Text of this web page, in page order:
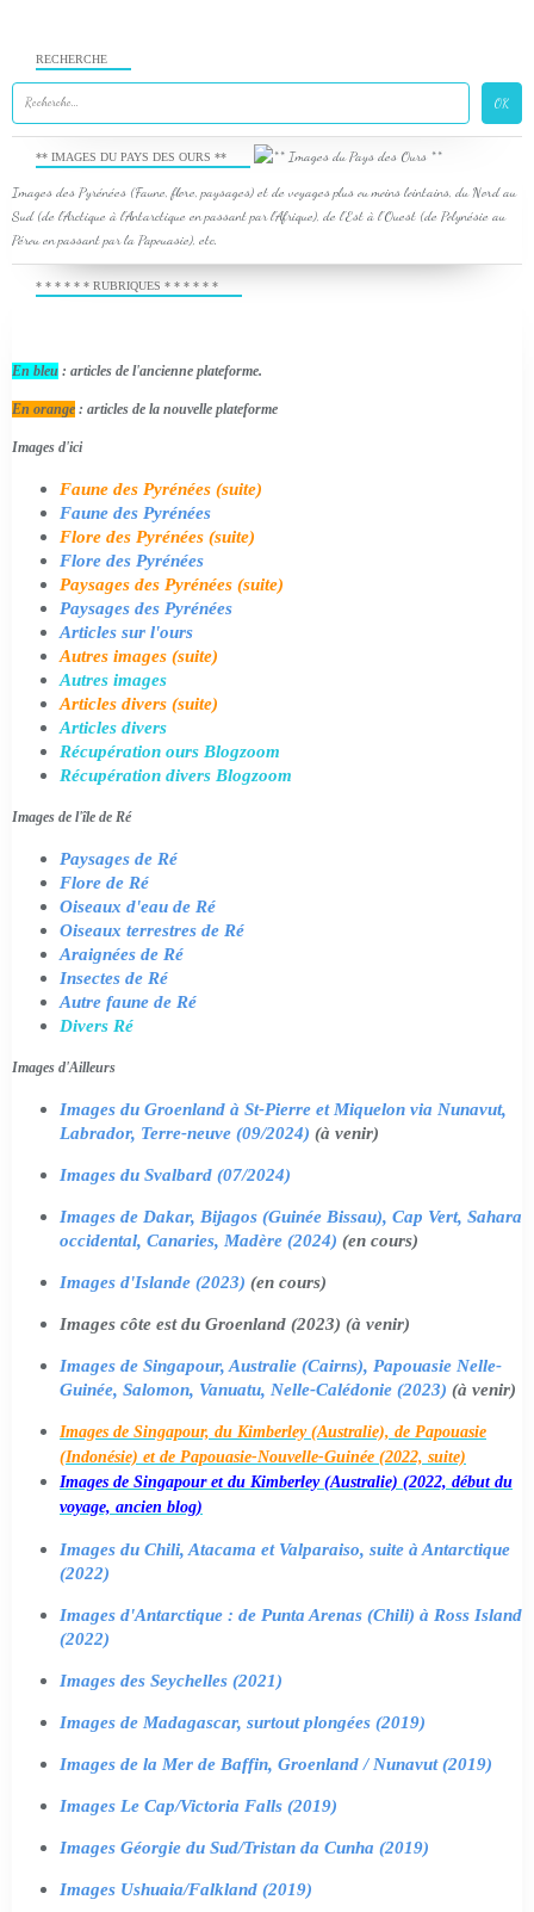
RECHERCHE
** IMAGES DU PAYS DES OURS **
Images des Pyrénées (Faune, flore, paysages) et de voyages plus ou moins lointains, du Nord au
Sud (de l'Arctique à l'Antarctique en passant par l'Afrique), de l'Est à l'Ouest (de Polynésie au
Pérou en passant par la Papouasie), etc.
* * * * * * RUBRIQUES * * * * * *
En bleu : articles de l'ancienne plateforme.
En orange : articles de la nouvelle plateforme
Images d'ici
Faune des Pyrénées (suite)
Faune des Pyrénées
Flore des Pyrénées (suite)
Flore des Pyrénées
Paysages des Pyrénées (suite)
Paysages des Pyrénées
Articles sur l'ours
Autres images (suite)
Autres images
Articles divers (suite)
Articles divers
Récupération ours Blogzoom
Récupération divers Blogzoom
Images de l'île de Ré
Paysages de Ré
Flore de Ré
Oiseaux d'eau de Ré
Oiseaux terrestres de Ré
Araignées de Ré
Insectes de Ré
Autre faune de Ré
Divers Ré
Images d'Ailleurs
Images du Groenland à St-Pierre et Miquelon via Nunavut,
Labrador, Terre-neuve (09/2024) (à venir)
Images du Svalbard (07/2024)
Images de Dakar, Bijagos (Guinée Bissau), Cap Vert, Sahara
occidental, Canaries, Madère (2024) (en cours)
Images d'Islande (2023) (en cours)
Images côte est du Groenland (2023) (à venir)
Images de Singapour, Australie (Cairns), Papouasie Nelle-
Guinée, Salomon, Vanuatu, Nelle-Calédonie (2023) (à venir)
Images de Singapour, du Kimberley (Australie), de Papouasie
(Indonésie) et de Papouasie-Nouvelle-Guinée (2022, suite)
Images de Singapour et du Kimberley (Australie) (2022, début du
voyage, ancien blog)
Images du Chili, Atacama et Valparaiso, suite à Antarctique
(2022)
Images d'Antarctique : de Punta Arenas (Chili) à Ross Island
(2022)
Images des Seychelles (2021)
Images de Madagascar, surtout plongées (2019)
Images de la Mer de Baffin, Groenland / Nunavut (2019)
Images Le Cap/Victoria Falls (2019)
Images Géorgie du Sud/Tristan da Cunha (2019)
Images Ushuaia/Falkland (2019)